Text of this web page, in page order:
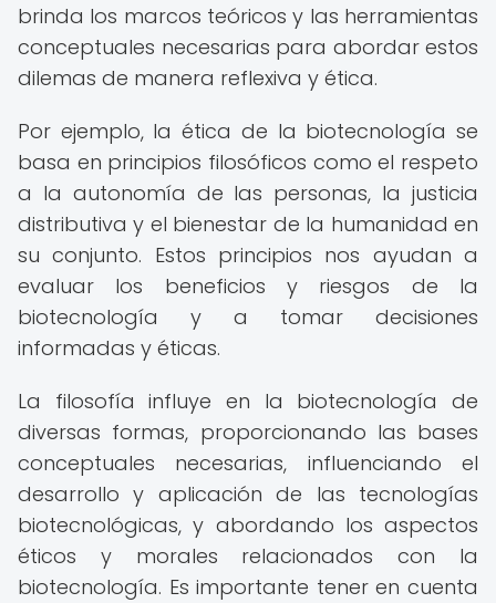
brinda los marcos teóricos y las herramientas
conceptuales necesarias para abordar estos
dilemas de manera reflexiva y ética.
Por ejemplo, la ética de la biotecnología se
basa en principios filosóficos como el respeto
a la autonomía de las personas, la justicia
distributiva y el bienestar de la humanidad en
su conjunto. Estos principios nos ayudan a
evaluar los beneficios y riesgos de la
biotecnología y a tomar decisiones
informadas y éticas.
La filosofía influye en la biotecnología de
diversas formas, proporcionando las bases
conceptuales necesarias, influenciando el
desarrollo y aplicación de las tecnologías
biotecnológicas, y abordando los aspectos
éticos y morales relacionados con la
biotecnología. Es importante tener en cuenta